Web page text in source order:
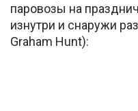
паровозы на
изнутри и снаружи
Graham Hunt):